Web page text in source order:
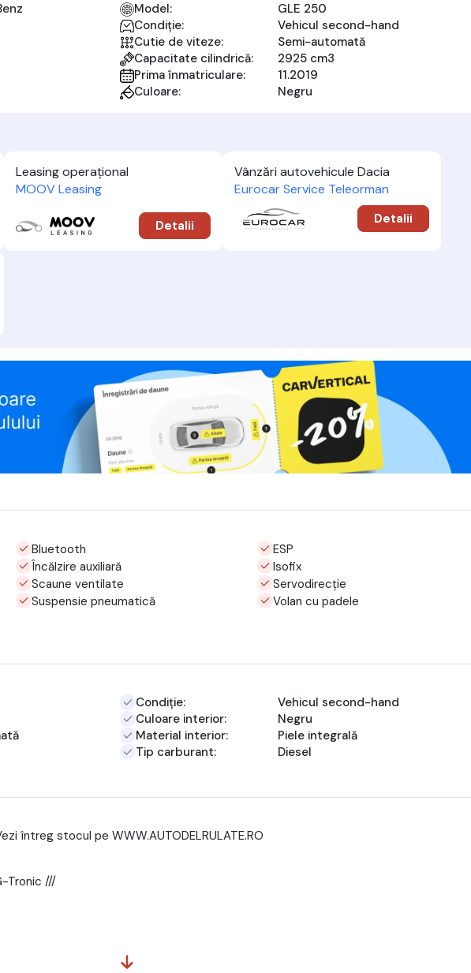
Model:
GLE 250
Condiție:
Vehicul second-hand
Cutie de viteze:
Semi-automată
Capacitate cilindrică:
2925 cm3
Prima înmatriculare:
11.2019
Culoare: Negru
Leasing operațional
MOOV Leasing
Detalii
Vânzări autovehicule Dacia
Eurocar Service Teleorman
Detalii
Bluetooth
ESP
Încălzire auxiliară
Isofix
Scaune ventilate
Servodirecție
Suspensie pneumatică
Volan cu padele
Condiție:
Vehicul second-hand
Culoare interior:
Negru
Material interior:
Piele integrală
Tip carburant: Diesel
întreg stocul pe WWW.AUTODELRULATE.RO
Tronic ///